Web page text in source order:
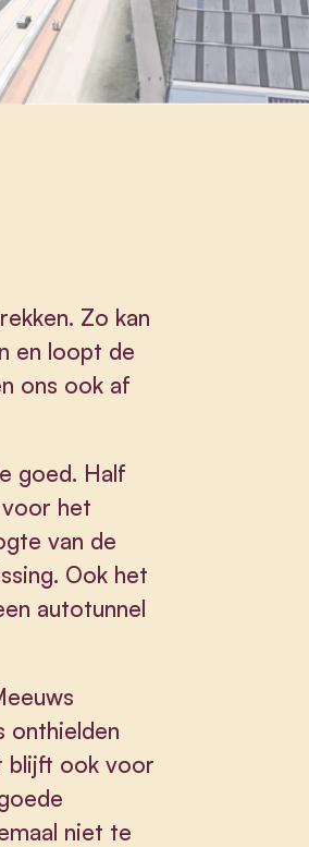
Zo kan
en loopt de
ons ook af
goed. Half
het
van de
Ook het
autotunnel
onthielden
blijft ook voor
niet te